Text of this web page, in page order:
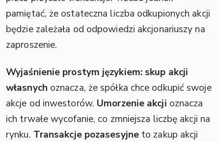
pamiętać, że ostateczna liczba odkupionych akcji
będzie zależała od odpowiedzi akcjonariuszy na
zaproszenie.
Wyjaśnienie prostym językiem: skup akcji
własnych oznacza, że spółka chce odkupić swoje
akcje od inwestorów. Umorzenie akcji oznacza
ich trwałe wycofanie, co zmniejsza liczbę akcji na
rynku. Transakcje pozasesyjneto zakup akcji